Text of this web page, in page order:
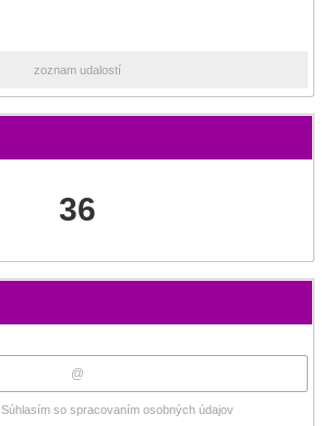
zoznam udalostí
36
Súhlasím so spracovaním osobných údajov